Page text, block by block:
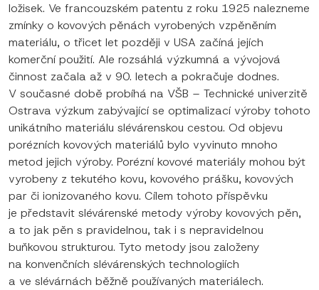
ložisek. Ve francouzském patentu z roku 1925 nalezneme
zmínky o kovových pěnách vyrobených vzpěněním
materiálu, o třicet let později v USA začíná jejích
komerční použití. Ale rozsáhlá výzkumná a vývojová
činnost začala až v 90. letech a pokračuje dodnes.
V současné době probíhá na VŠB – Technické univerzitě
Ostrava výzkum zabývající se optimalizací výroby tohoto
unikátního materiálu slévárenskou cestou. Od objevu
porézních kovových materiálů bylo vyvinuto mnoho
metod jejich výroby. Porézní kovové materiály mohou být
vyrobeny z tekutého kovu, kovového prášku, kovových
par či ionizovaného kovu. Cílem tohoto příspěvku
je představit slévárenské metody výroby kovových pěn,
a to jak pěn s pravidelnou, tak i s nepravidelnou
buňkovou strukturou. Tyto metody jsou založeny
na konvenčních slévárenských technologiích
a ve slévárnách běžně používaných materiálech.